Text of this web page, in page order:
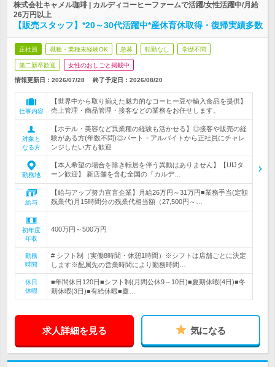
株式会社キャメル珈琲 | カルディコーヒーファームで活躍/女性活躍中/月給
26万円以上
【販売スタッフ】*20～30代活躍中*産休育休取得・復帰実績多数
正社員 職種・業種未経験OK 急募 転勤なし 学歴不問
第二新卒歓迎 女性のおしごと掲載中
情報更新日：2026/07/28 終了予定日： 2026/08/20
仕事内容
【世界中から取り揃えた魅力的なコーヒー豆や輸入食品を提供】
売上管理・商品管理・接客などの業務をお任せします。
対象と
なる方
【ホテル・美容など異業種の経験も活かせる】◎接客や販売の経
験がある方(年数不問)◎パート・アルバイトから正社員にチャレ
ンジしたい方も歓迎
勤務地
【本人希望の場合を除き転居を伴う異動はありません】【UIJタ
ーン歓迎】 新店舗を含む全国の『カルデ…
給与
【給与アップ努力宣言企業】月給26万円～31万円■業務手当(定額
残業代)月15時間分の残業代相当額（27,500円～…
初年度
年収
400万円～500万円
勤務
時間
# シフト制（実働8時間・休憩1時間）※シフトは店舗ごとに決定
します※配属先の営業時間により勤務時間…
休日
休暇
■年間休日120日■シフト制(月間公休9～10日)■夏期休暇(4日)■冬
期休暇(3日)■有給休暇■慶…
求人詳細を見る 気になる